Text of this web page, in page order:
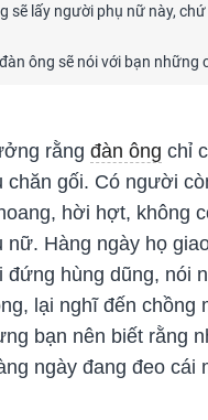
sẽ lấy người phụ nữ này,
ông sẽ nói với bạn những
rằng đàn ông chỉ
chăn gối. Có người
hời hợt, không
nữ. Hàng ngày họ
đứng hùng dũng, nói
lại nghĩ đến chồng
bạn nên biết rằng
ngày đang đeo cái